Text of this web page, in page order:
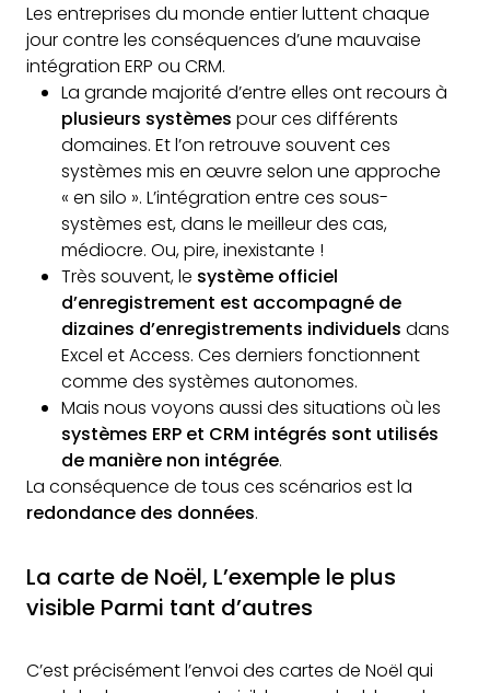
Les entreprises du monde entier luttent chaque
jour contre les conséquences d’une mauvaise
intégration ERP ou CRM.
La grande majorité d’entre elles ont recours à
plusieurs systèmes pour ces différents
domaines. Et l’on retrouve souvent ces
systèmes mis en œuvre selon une approche
« en silo ». L’intégration entre ces sous-
systèmes est, dans le meilleur des cas,
médiocre. Ou, pire, inexistante !
Très souvent, le système officiel
d’enregistrement est accompagné de
dizaines d’enregistrements individuels dans
Excel et Access. Ces derniers fonctionnent
comme des systèmes autonomes.
Mais nous voyons aussi des situations où les
systèmes ERP et CRM intégrés sont utilisés
de manière non intégrée.
La conséquence de tous ces scénarios est la
redondance des données.
La carte de Noël, L’exemple le plus
visible Parmi tant d’autres
C’est précisément l’envoi des cartes de Noël qui